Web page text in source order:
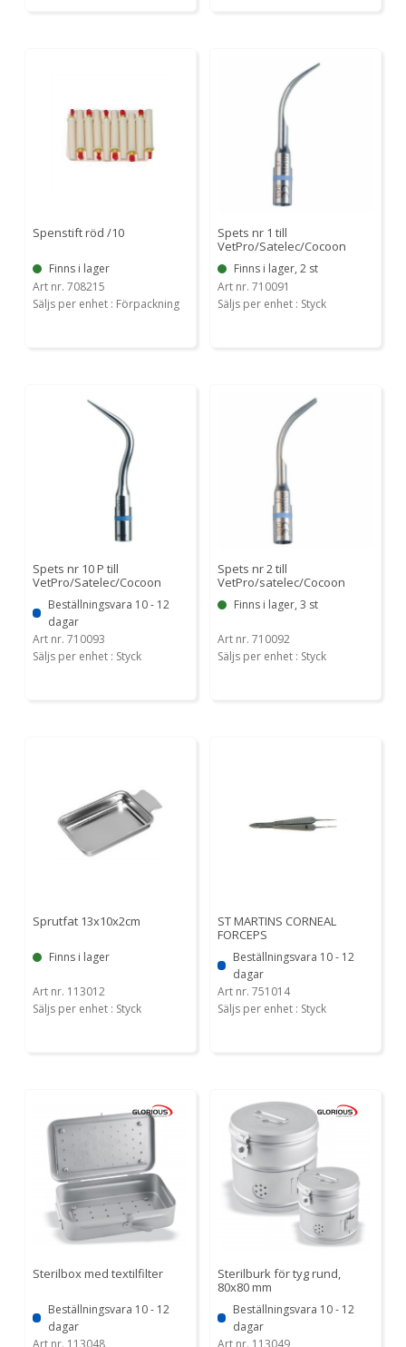
Spenstift röd /10
Finns i lager
Art nr. 708215
Säljs per enhet : Förpackning
Spets nr 1 till
VetPro/Satelec/Cocoon
Finns i lager, 2 st
Art nr. 710091
Säljs per enhet : Styck
Spets nr 10 P till
VetPro/Satelec/Cocoon
Beställningsvara 10 - 12
dagar
Art nr. 710093
Säljs per enhet : Styck
Spets nr 2 till
VetPro/satelec/Cocoon
Finns i lager, 3 st
Art nr. 710092
Säljs per enhet : Styck
Sprutfat 13x10x2cm
Finns i lager
Art nr. 113012
Säljs per enhet : Styck
ST MARTINS CORNEAL
FORCEPS
Beställningsvara 10 - 12
dagar
Art nr. 751014
Säljs per enhet : Styck
Sterilbox med textilfilter
Beställningsvara 10 - 12
dagar
Art nr. 113048
Sterilburk för tyg rund,
80x80 mm
Beställningsvara 10 - 12
dagar
Art nr. 113049